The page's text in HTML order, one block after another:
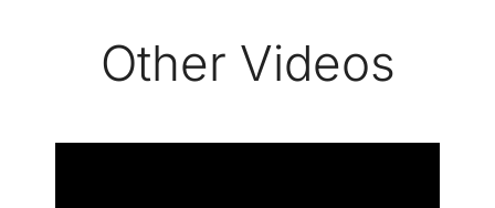
Other Videos